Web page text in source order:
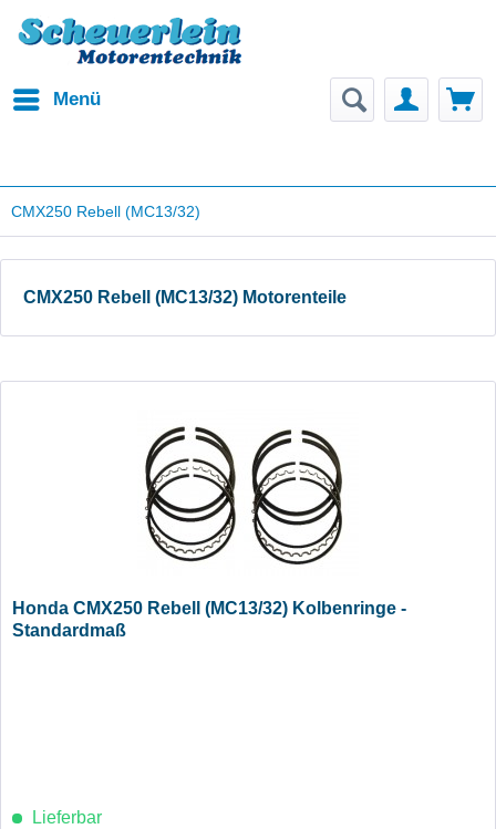
Menü
CMX250 Rebell (MC13/32)
CMX250 Rebell (MC13/32) Motorenteile
Honda CMX250 Rebell (MC13/32) Kolbenringe -
Standardmaß
Lieferbar